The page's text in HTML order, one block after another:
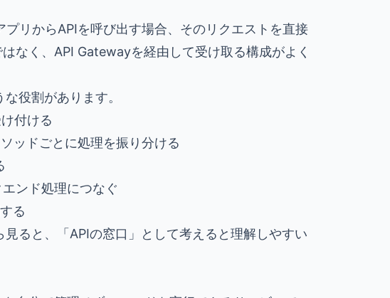
プリからAPIを呼び出す場合、そのリクエストを直接
なく、API Gatewayを経由して受け取る構成がよく
役割があります。
付ける
ッドごとに処理を振り分ける
ンド処理につなぐ
る
見ると、「APIの窓口」として考えると理解しやすい